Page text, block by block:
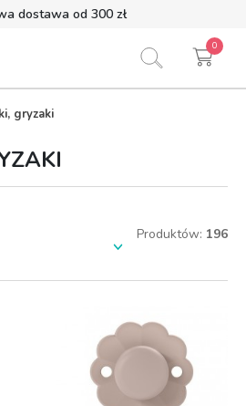
dostawa od 300 zł
0
gryzaki
Produktów: 196